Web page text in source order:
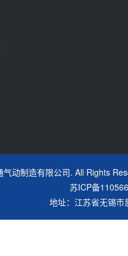
动制造有限公司. All Rights
苏ICP备
地址：江苏省无锡市